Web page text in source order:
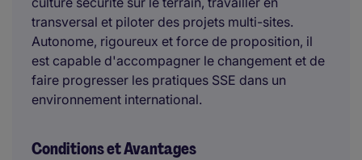
transversal et piloter des projets multi-sites.
Autonome, rigoureux et force de proposition, il
est capable d'accompagner le changement et de
faire progresser les pratiques SSE dans un
environnement international.
Conditions et Avantages